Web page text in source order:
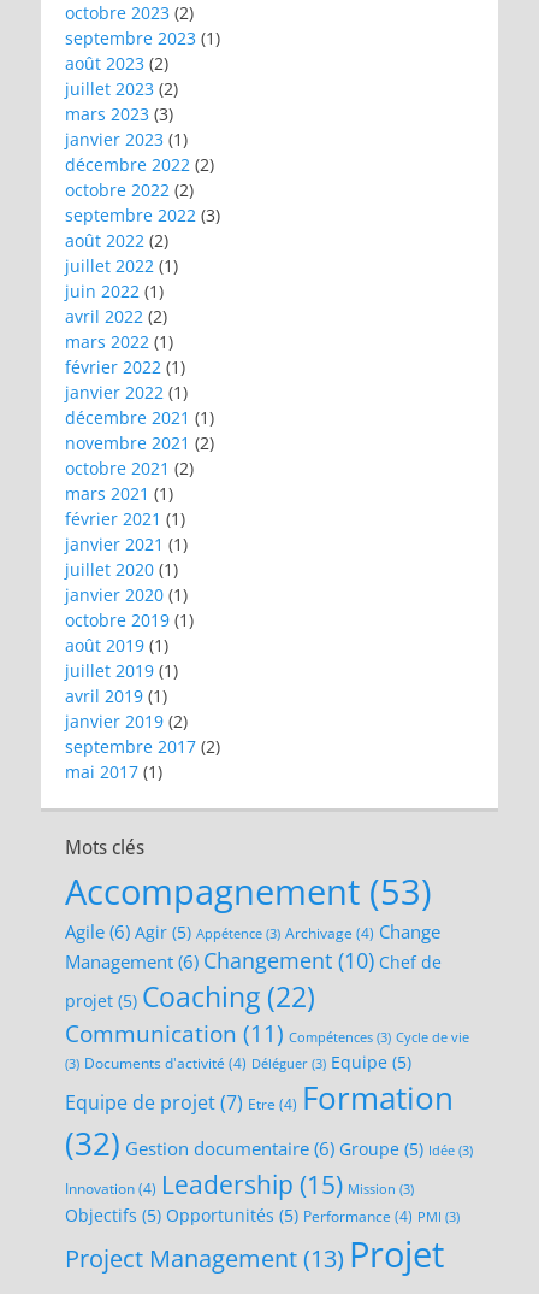
octobre 2023 (2)
septembre 2023 (1)
août 2023 (2)
juillet 2023 (2)
mars 2023 (3)
janvier 2023 (1)
décembre 2022 (2)
octobre 2022 (2)
septembre 2022 (3)
août 2022 (2)
juillet 2022 (1)
juin 2022 (1)
avril 2022 (2)
mars 2022 (1)
février 2022 (1)
janvier 2022 (1)
décembre 2021 (1)
novembre 2021 (2)
octobre 2021 (2)
mars 2021 (1)
février 2021 (1)
janvier 2021 (1)
juillet 2020 (1)
janvier 2020 (1)
octobre 2019 (1)
août 2019 (1)
juillet 2019 (1)
avril 2019 (1)
janvier 2019 (2)
septembre 2017 (2)
mai 2017 (1)
Mots clés
Accompagnement (53)
Agile (6) Agir (5) Appétence (3) Archivage (4) Change
Management (6) Changement (10) Chef de
projet (5) Coaching (22)
Communication (11) Compétences (3) Cycle de vie
(3) Documents d'activité (4) Déléguer (3) Equipe (5)
Equipe de projet(7) Etre (4) Formation
(32) Gestion documentaire (6) Groupe (5) Idée (3)
Innovation(4) Leadership (15) Mission (3)
Objectifs (5) Opportunités (5) Performance (4) PMI (3)
Project Management(13) Projet